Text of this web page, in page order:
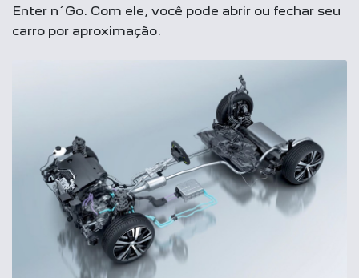
Enter n´Go. Com ele, você pode abrir ou fechar seu
carro por aproximação.